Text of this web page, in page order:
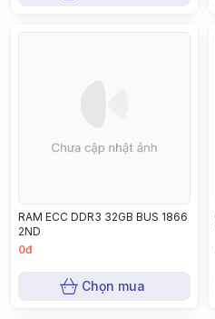
RAM ECC DDR3 32GB BUS 1866
2ND
0đ
Chọn mua